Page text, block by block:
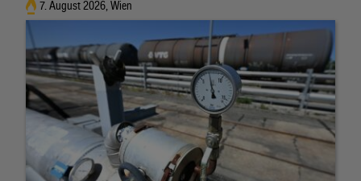
7. August 2026, Wien